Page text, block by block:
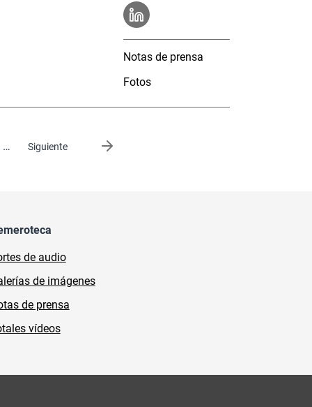
Notas de prensa
Fotos
… Siguiente
Siguiente página
de audio
de imágenes
de prensa
vídeos